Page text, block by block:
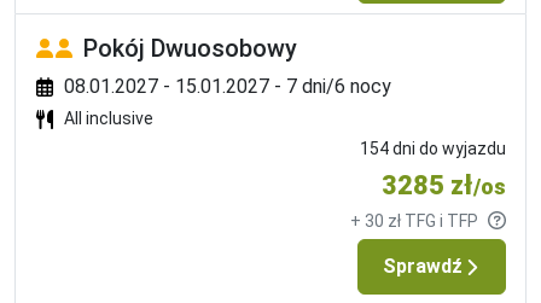
Airlines, Air France, Austrian Airlines.Przykładowe linie
lotnicze, gdzie bagaż jest dodatkowo płatny to: FR
(Ryanair), W6 (WizzAir), Easy Jet.
Mocne strony
usytuowany w turystycznej dzielnicy
Pokój Dwuosobowy
08.01.2027 - 15.01.2027 - 7 dni/6 nocy
All inclusive
154 dni do wyjazdu
3285 zł/os
+ 30 zł TFG i TFP
Sprawdź